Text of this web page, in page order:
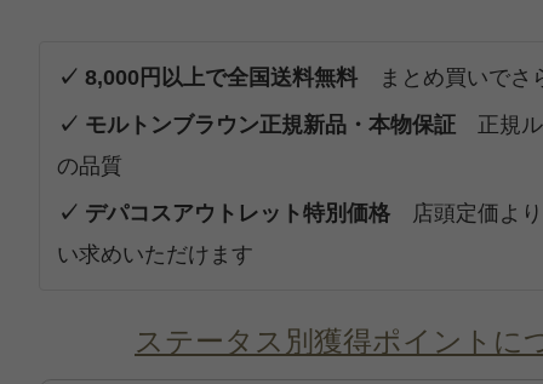
✓ 8,000円以上で全国送料無料 まとめ買いでさ
✓ モルトンブラウン正規新品・本物保証 正規ル
の品質
✓ デパコスアウトレット特別価格 店頭定価よ
い求めいただけます
ステータス別獲得ポイントに